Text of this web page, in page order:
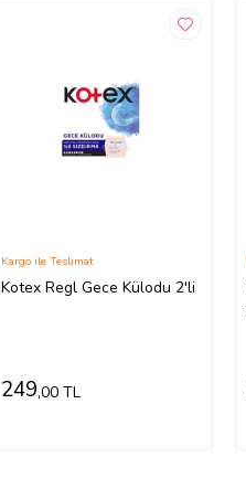
Kotex Regl Gece Külodu 2'li
Kargo ile Teslimat
249,00 TL